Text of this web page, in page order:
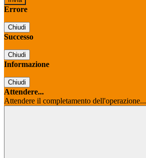
Errore
Chiudi
Successo
Chiudi
Informazione
Chiudi
Attendere...
Attendere il completamento dell'operazione...